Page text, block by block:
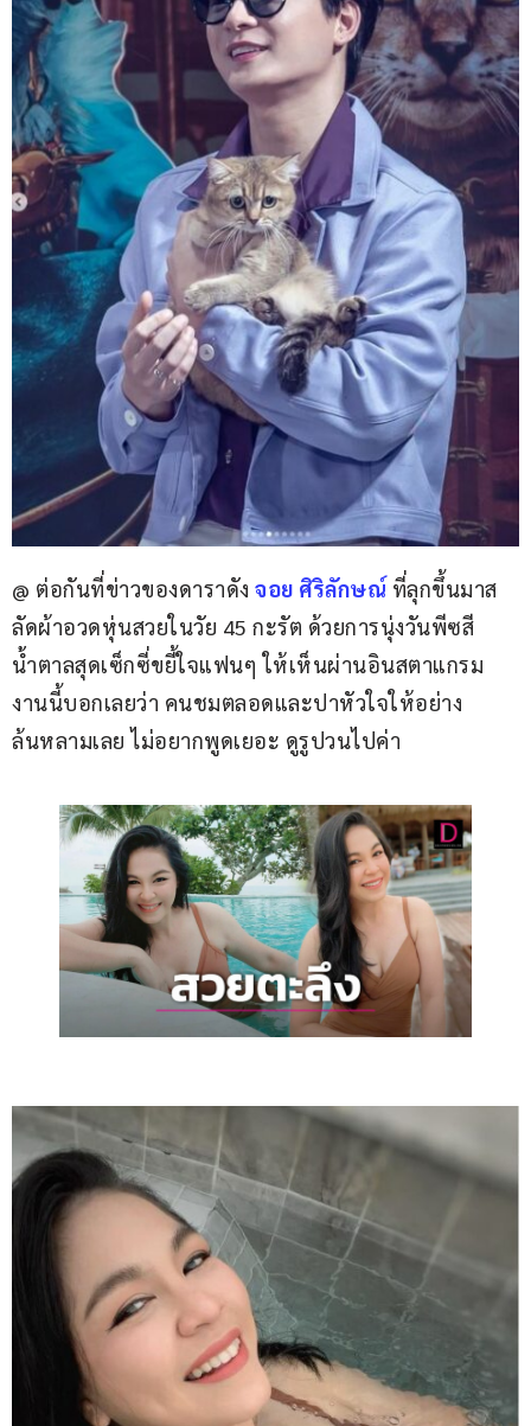
@ ต่อกันที่ข่าวของดาราดัง จอย ศิริลักษณ์ ที่ลุกขึ้นมาส
ลัดผ้าอวดหุ่นสวยในวัย 45 กะรัต ด้วยการนุ่งวันพีซสี
น้ำตาลสุดเซ็กซี่ขยี้ใจแฟนๆ ให้เห็นผ่านอินสตาแกรม
งานนี้บอกเลยว่า คนชมตลอดและปาหัวใจให้อย่าง
ล้นหลามเลย ไม่อยากพูดเยอะ ดูรูปวนไปค่า